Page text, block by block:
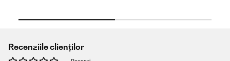
Recenziile clienților